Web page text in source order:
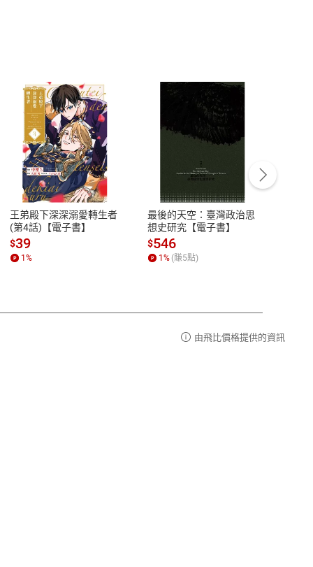
性
參
客服資訊
服務時間：週一到週五 10:00-12:00、
13:00-17:00 (國定假日及例假日休息)
客服電話：0080-1857077
王弟殿下深深溺愛轉生者
(第4話)【電子書】
$39
1%
最後的天空：臺灣政治思
想史研究【電子書】
$546
1% (賺5點)
由飛比價格提供的資訊